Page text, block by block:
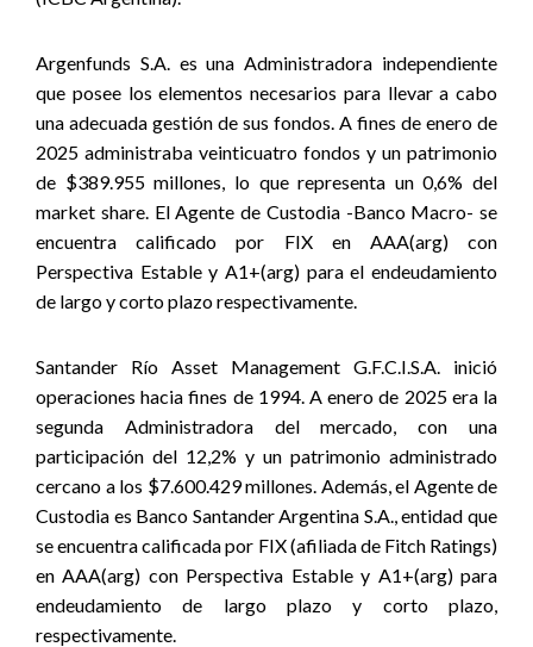
Argenfunds S.A. es una Administradora independiente
que posee los elementos necesarios para llevar a cabo
una adecuada gestión de sus fondos. A fines de enero de
2025 administraba veinticuatro fondos y un patrimonio
de $389.955 millones, lo que representa un 0,6% del
market share. El Agente de Custodia -Banco Macro- se
encuentra calificado por FIX en AAA(arg) con
Perspectiva Estable y A1+(arg) para el endeudamiento
de largo y corto plazo respectivamente.
Santander Río Asset Management G.F.C.I.S.A. inició
operaciones hacia fines de 1994. A enero de 2025 era la
segunda Administradora del mercado, con una
participación del 12,2% y un patrimonio administrado
cercano a los $7.600.429millones. Además, el Agente de
Custodia es Banco Santander Argentina S.A., entidad que
seencuentra calificada por FIX (afiliada de Fitch Ratings)
en AAA(arg) con Perspectiva Estable y A1+(arg) para
endeudamiento de largo plazo y corto plazo,
respectivamente.